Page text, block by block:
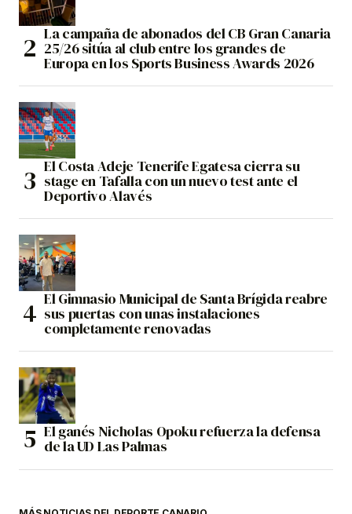
La campaña de abonados del CB Gran Canaria
25/26 sitúa al club entre los grandes de
Europa en los Sports Business Awards 2026
El Costa Adeje Tenerife Egatesa cierra su
stage en Tafalla con un nuevo test ante el
Deportivo Alavés
El Gimnasio Municipal de Santa Brígida reabre
sus puertas con unas instalaciones
completamente renovadas
El ganés Nicholas Opoku refuerza la defensa
de la UD Las Palmas